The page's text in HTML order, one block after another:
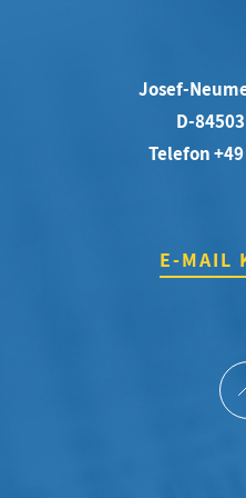
Josef-
D-
Telefon
E-MAIL